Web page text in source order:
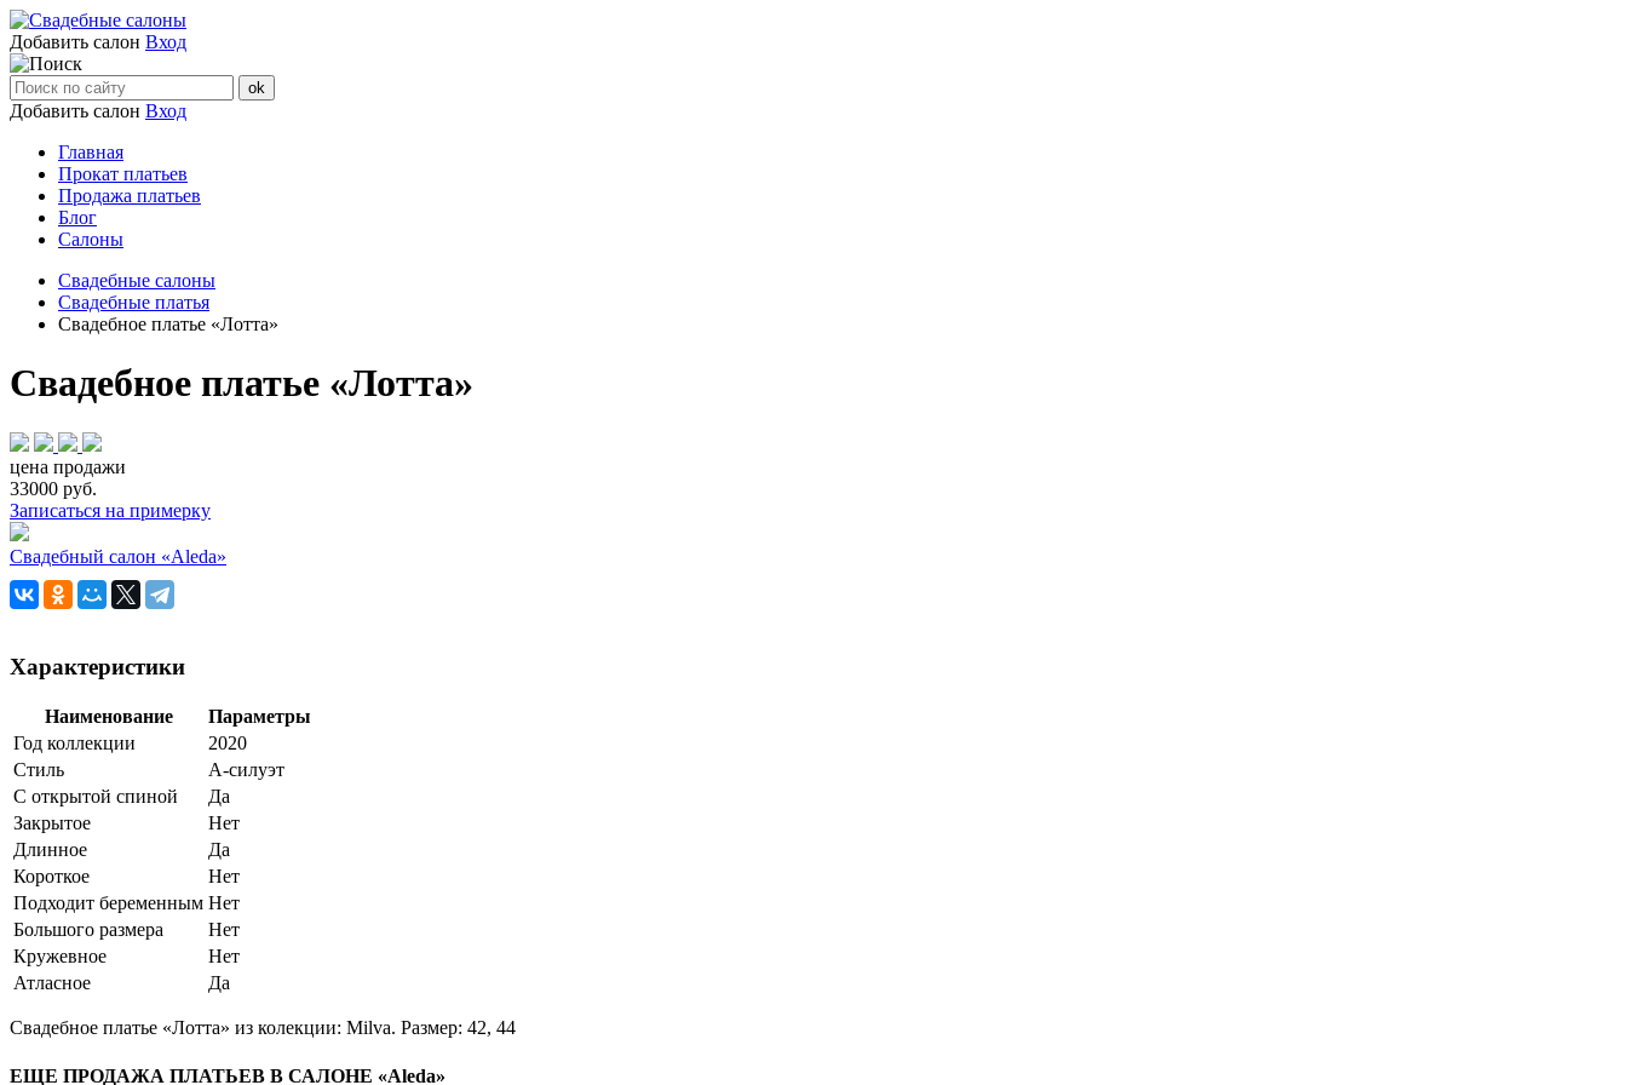
Добавить салон Вход
Добавить салон Вход
Главная
Прокат платьев
Продажа платьев
Блог
Салоны
Свадебные салоны
Cвадебные платья
Свадебное платье «Лотта»
Свадебное платье «Лотта»
цена продажи
33000 руб.
Записаться на примерку
Свадебный салон «Aleda»
Характеристики
Наименование
Параметры
Год коллекции
2020
Стиль
А-силуэт
С открытой спиной
Да
Закрытое
Нет
Длинное
Да
Короткое
Нет
Подходит беременным Нет
Большого размера
Нет
Кружевное
Нет
Атласное
Да
Свадебное платье «Лотта» из колекции: Milva. Размер: 42, 44
ЕЩЕ ПРОДАЖА ПЛАТЬЕВ В САЛОНЕ «Aleda»